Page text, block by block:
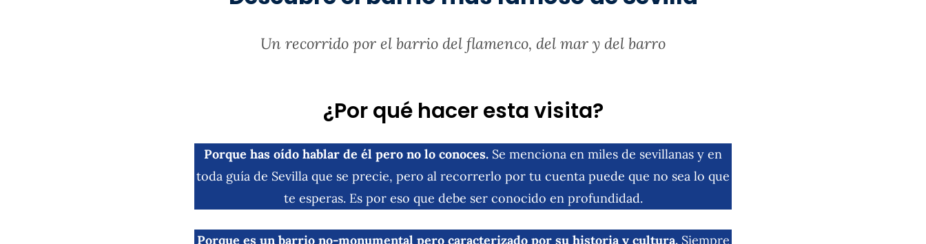
Un recorrido por el barrio del flamenco, del mar y del barro
¿Por qué hacer esta visita?
Porque has oído hablar de él pero no lo conoces. Se menciona en miles de sevillanas y en
toda guía de Sevilla que se precie, pero al recorrerlo por tu cuenta puede que no sea lo que
te esperas. Es por eso que debe ser conocido en profundidad.
Porque es un barrio no-monumental pero caracterizado por su historia y cultura.Siempre